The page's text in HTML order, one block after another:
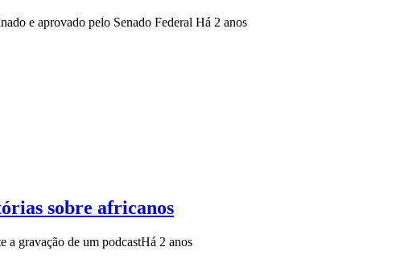
e aprovado pelo Senado Federal Há 2 anos
sobre africanos
a gravação de um podcastHá 2 anos